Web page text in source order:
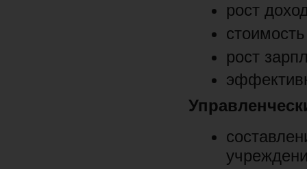
рост
рост